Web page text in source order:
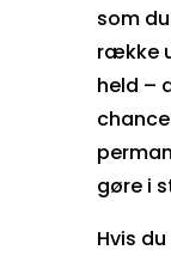
som
række
held –
gøre i
Hvis